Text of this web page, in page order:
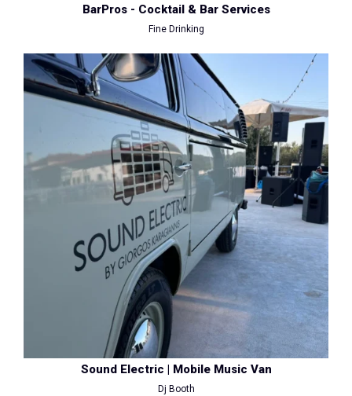
BarPros - Cocktail & Bar Services
Fine Drinking
Sound Electric | Mobile Music Van
Dj Booth